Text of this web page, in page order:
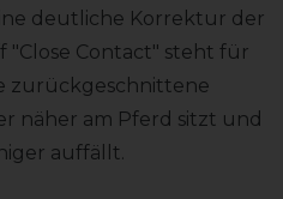
deutliche Korrektur der
"Close Contact" steht für
zurückgeschnittene
näher am Pferd sitzt und
auffällt.